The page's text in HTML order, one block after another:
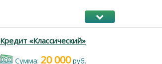
Кредит «Классический»
Cумма: 20 000руб.